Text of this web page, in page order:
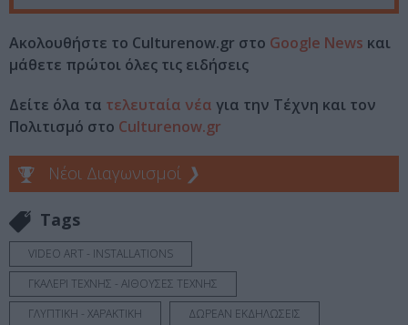
Ακολουθήστε το Culturenow.gr στο Google News και
μάθετε πρώτοι όλες τις ειδήσεις
Δείτε όλα τα τελευταία νέα για την Τέχνη και τον
Πολιτισμό στο Culturenow.gr
Νέοι Διαγωνισμοί ❯
Tags
VIDEO ART - INSTALLATIONS
ΓΚΑΛΕΡΙ ΤΕΧΝΗΣ - ΑΙΘΟΥΣΕΣ ΤΕΧΝΗΣ
ΓΛΥΠΤΙΚΗ - ΧΑΡΑΚΤΙΚΗ
ΔΩΡΕΑΝ ΕΚΔΗΛΩΣΕΙΣ